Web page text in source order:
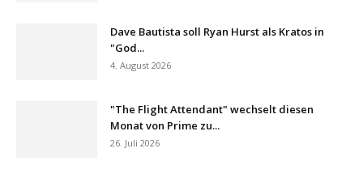
Dave Bautista soll Ryan Hurst als Kratos in
"God...
4. August 2026
"The Flight Attendant" wechselt diesen
Monat von Prime zu...
26. Juli 2026